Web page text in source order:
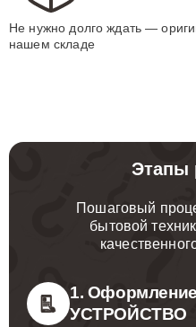
Не нужно долго ждать —
нашем складе
Этапы
Пошаговый
бытовой
1. Оформление
УСТРОЙСТВО